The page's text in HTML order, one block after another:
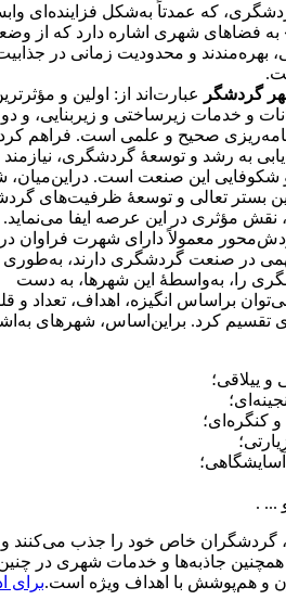
که عمدتاً به‌شکل فزاینده‌ای
فضاهای شهری اشاره دارد که از
بهره‌مندند و محدودیت زمانی در
گردشگر
عبارت‌اند از: اولین و
و خدمات زیرساختی و زیربنایی، و
صحیح و علمی است. فراهم
به رشد و توسعۀ گردشگری، نیازمند
این صنعت است. دراین‌میان،
بستر تعالی و توسعۀ ظرفیت‌های
مؤثری در این عرصه ایفا می‌نماید.
معمولاً دارای شهرت فراوان در
در صنعت گردشگری دارند، به‌طوری
را، به‌واسطۀ این شهرها، به ‌دست
براساس انگیزه، اهداف، تعداد و
تقسیم کرد. براین‌اساس، شهرهای
ییلاقی؛
کنگره‌ای؛
... .
گردشگران خاص خود را جذب می‌کنند و
جاذبه‌ها و خدمات شهری در
و هم‌پوشش با اهداف ویژه است.برای